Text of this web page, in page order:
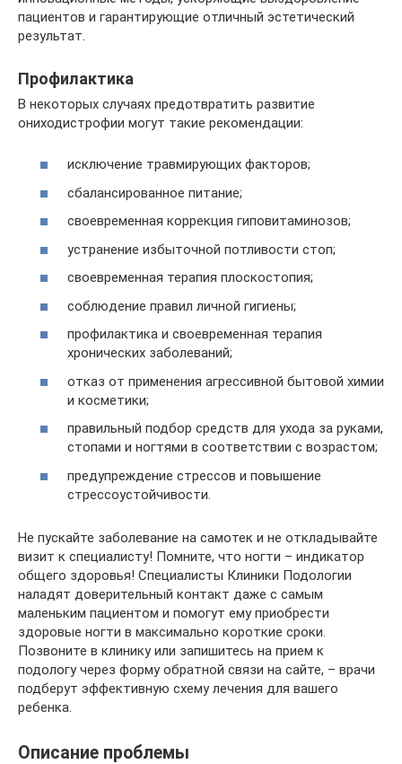
пациентов и гарантирующие отличный эстетический
результат.
Профилактика
В некоторых случаях предотвратить развитие
ониходистрофии могут такие рекомендации:
исключение травмирующих факторов;
сбалансированное питание;
своевременная коррекция гиповитаминозов;
устранение избыточной потливости стоп;
своевременная терапия плоскостопия;
соблюдение правил личной гигиены;
профилактика и своевременная терапия
хронических заболеваний;
отказ от применения агрессивной бытовой химии
и косметики;
правильный подбор средств для ухода за руками,
стопами и ногтями в соответствии с возрастом;
предупреждение стрессов и повышение
стрессоустойчивости.
Не пускайте заболевание на самотек и не откладывайте
визит к специалисту! Помните, что ногти – индикатор
общего здоровья! Специалисты Клиники Подологии
наладят доверительный контакт даже с самым
маленьким пациентом и помогут ему приобрести
здоровые ногти в максимально короткие сроки.
Позвоните в клинику или запишитесь на прием к
подологу через форму обратной связи на сайте, – врачи
подберут эффективную схему лечения для вашего
ребенка.
Описание проблемы